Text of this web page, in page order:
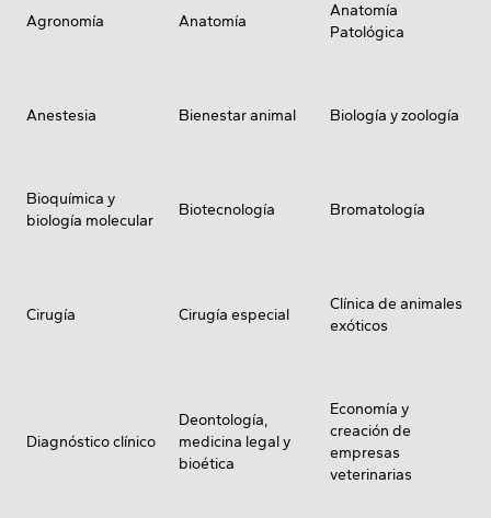
Agronomía Anatomía
Anatomía
Patológica
Anestesia Bienestar animal Biología y zoología
Bioquímica y
biología molecular
Biotecnología Bromatología
Cirugía Cirugía especial
Clínica de animales
exóticos
Diagnóstico clínico
Deontología,
medicina legal y
bioética
Economía y
creación de
empresas
veterinarias